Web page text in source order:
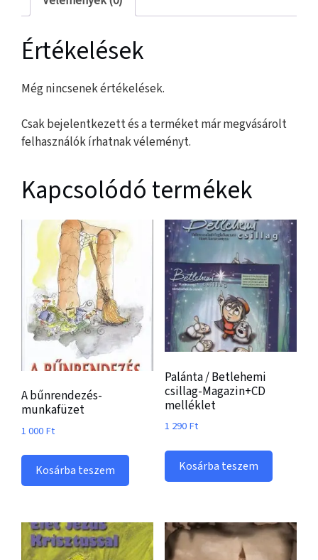
Értékelések
Még nincsenek értékelések.
Csak bejelentkezett és a terméket már megvásárolt
felhasználók írhatnak véleményt.
Kapcsolódó termékek
A bűnrendezés-
munkafüzet
1 000Ft
Kosárba teszem
Palánta / Betlehemi
csillag-Magazin+CD
melléklet
1 290Ft
Kosárba teszem